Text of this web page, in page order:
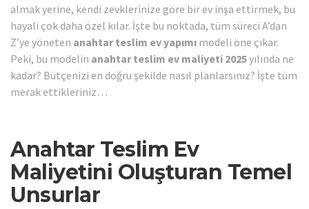
almak yerine, kendi zevklerinize göre bir ev inşa ettirmek, bu
hayali çok daha özel kılar. İşte bu noktada, tüm süreci A’dan
Z’ye yöneten anahtar teslim ev yapımı modeli öne çıkar.
Peki, bu modelin anahtar teslim ev maliyeti 2025yılında ne
kadar? Bütçenizi en doğru şekilde nasıl planlarsınız? İşte tüm
merak ettikleriniz…
Anahtar Teslim Ev
Maliyetini Oluşturan Temel
Unsurlar